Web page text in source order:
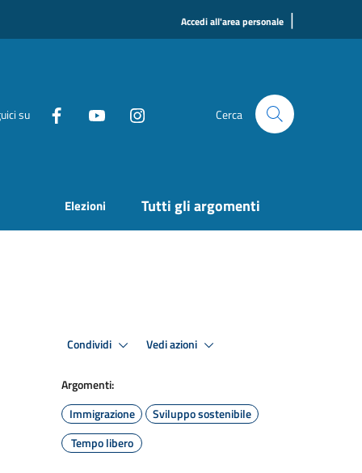
Accedi all'area personale |
su Cerca
Elezioni Tutti gli argomenti
Condividi Vedi azioni
Argomenti:
Immigrazione
Sviluppo sostenibile
Tempo libero